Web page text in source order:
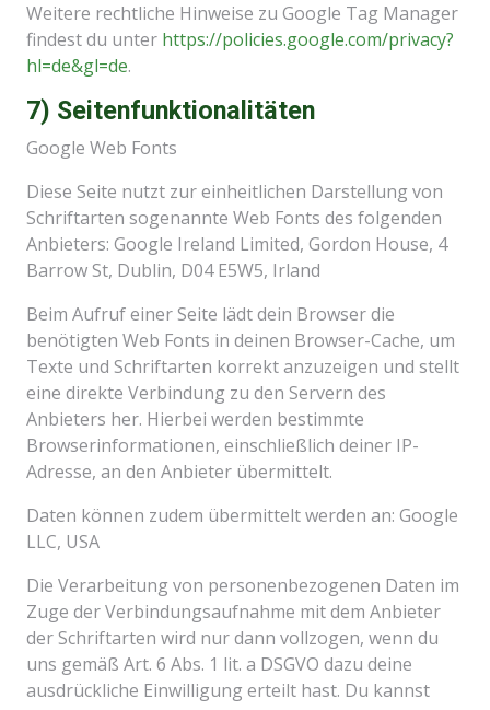
Weitere rechtliche Hinweise zu Google Tag Manager
findest du unter https://policies.google.com/privacy?
hl=de&gl=de.
7) Seitenfunktionalitäten
Google Web Fonts
Diese Seite nutzt zur einheitlichen Darstellung von
Schriftarten sogenannte Web Fonts des folgenden
Anbieters: Google Ireland Limited, Gordon House, 4
Barrow St, Dublin, D04 E5W5, Irland
Beim Aufruf einer Seite lädt dein Browser die
benötigten Web Fonts in deinen Browser-Cache, um
Texte und Schriftarten korrekt anzuzeigen und stellt
eine direkte Verbindung zu den Servern des
Anbieters her. Hierbei werden bestimmte
Browserinformationen, einschließlich deiner IP-
Adresse, an den Anbieter übermittelt.
Daten können zudem übermittelt werden an: Google
LLC, USA
Die Verarbeitung von personenbezogenen Daten im
Zuge der Verbindungsaufnahme mit dem Anbieter
der Schriftarten wird nur dann vollzogen, wenn du
uns gemäß Art. 6 Abs. 1 lit. a DSGVO dazu deine
ausdrückliche Einwilligung erteilt hast. Du kannst